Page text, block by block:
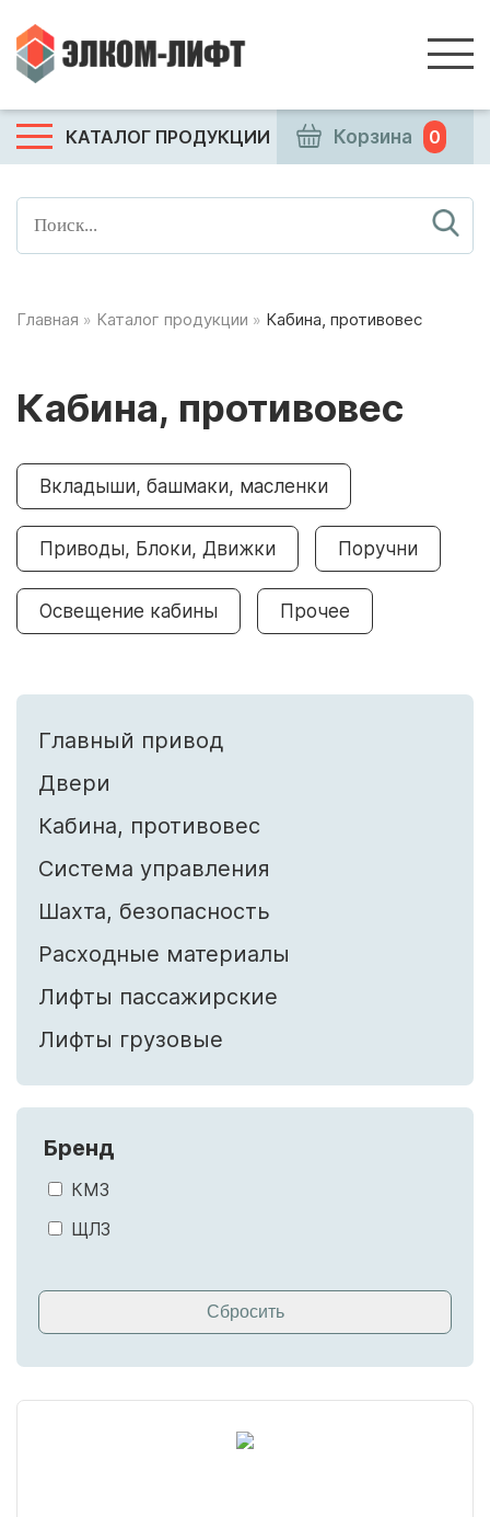
КАТАЛОГ ПРОДУКЦИИ Корзина 0
Главная » Каталог продукции » Кабина, противовес
Кабина, противовес
Вкладыши, башмаки, масленки
Приводы, Блоки, Движки Поручни
Освещение кабины Прочее
Главный привод
Двери
Кабина, противовес
Система управления
Шахта, безопасность
Расходные материалы
Лифты пассажирские
Лифты грузовые
Бренд
КМЗ
ЩЛЗ
Сбросить